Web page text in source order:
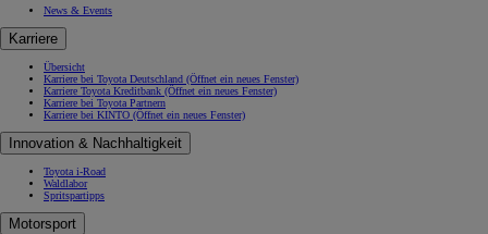
News & Events
Karriere
Übersicht
Karriere bei Toyota Deutschland (Öffnet ein neues Fenster)
Karriere Toyota Kreditbank (Öffnet ein neues Fenster)
Karriere bei Toyota Partnern
Karriere bei KINTO (Öffnet ein neues Fenster)
Innovation & Nachhaltigkeit
Toyota i-Road
Waldlabor
Spritspartipps
Motorsport